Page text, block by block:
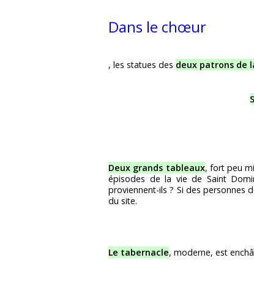
Dans le chœur
, les statues des deux patrons de
Deux grands tableaux, fort peu
épisodes de la vie de Saint
proviennent-ils ? Si des personnes
du site.
Le tabernacle, moderne, est